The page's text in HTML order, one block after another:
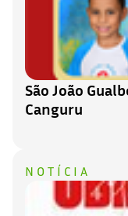
São João
Canguru
NOTÍCIA